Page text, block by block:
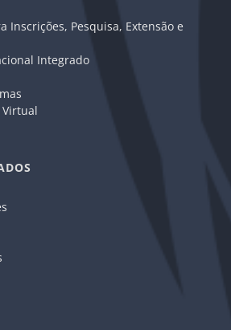
Inscrições, Pesquisa, Extensão e
Integrado